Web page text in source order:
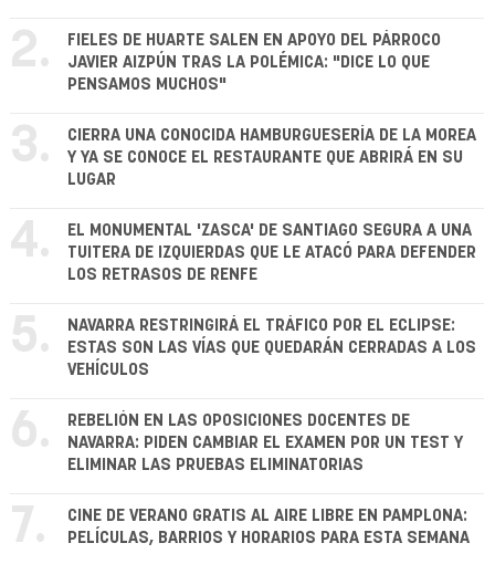
2.
FIELES DE HUARTE SALEN EN APOYO DEL PÁRROCO
JAVIER AIZPÚN TRAS LA POLÉMICA: "DICE LO QUE
PENSAMOS MUCHOS"
3.
CIERRA UNA CONOCIDA HAMBURGUESERÍA DE LA MOREA
Y YA SE CONOCE EL RESTAURANTE QUE ABRIRÁ EN SU
LUGAR
4.
EL MONUMENTAL 'ZASCA' DE SANTIAGO SEGURA A UNA
TUITERA DE IZQUIERDAS QUE LE ATACÓ PARA DEFENDER
LOS RETRASOS DE RENFE
5.
NAVARRA RESTRINGIRÁ EL TRÁFICO POR EL ECLIPSE:
ESTAS SON LAS VÍAS QUE QUEDARÁN CERRADAS A LOS
VEHÍCULOS
6.
REBELIÓN EN LAS OPOSICIONES DOCENTES DE
NAVARRA: PIDEN CAMBIAR EL EXAMEN POR UN TEST Y
ELIMINAR LAS PRUEBAS ELIMINATORIAS
7.
CINE DE VERANO GRATIS AL AIRE LIBRE EN PAMPLONA:
PELÍCULAS, BARRIOS Y HORARIOS PARA ESTA SEMANA